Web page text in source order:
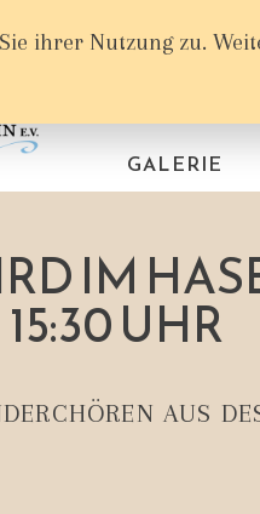
GALERIE
IM
UHR
AUS
ihrer Nutzung zu.